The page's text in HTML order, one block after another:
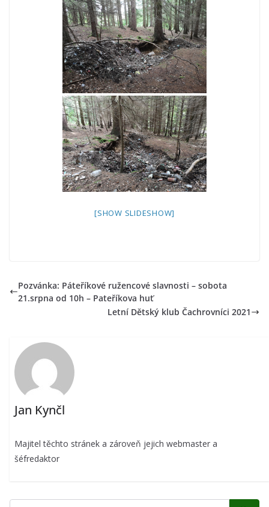
[SHOW SLIDESHOW]
Pozvánka: Páteříkové ružencové slavnosti – sobota
21.srpna od 10h – Pateříkova huť
Letní Dětský klub Čachrovníci 2021
Jan Kynčl
Majitel těchto stránek a zároveň jejich webmaster a
šéfredaktor